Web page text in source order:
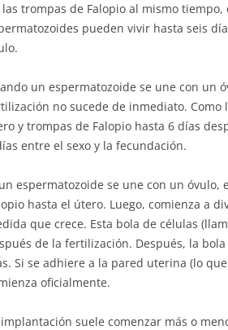
trompas de Falopio al mismo
pueden vivir hasta seis
un espermatozoide se une con un
no sucede de inmediato.
y trompas de Falopio hasta 6 días
entre el sexo y la fecundación.
espermatozoide se une con un
hasta el útero. Luego, comienza a
que crece. Esta bola de células
de la fertilización. Después, la
Si se adhiere a la pared uterina (lo
oficialmente.
implantación suele comenzar más o